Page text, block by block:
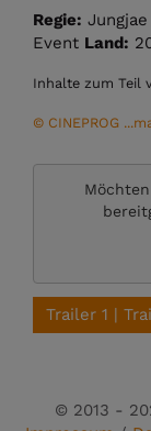
Regie: Jungjae
Event Land:
Inhalte zum Teil
© CINEPROG
Trailer 1 |
© 2013 -